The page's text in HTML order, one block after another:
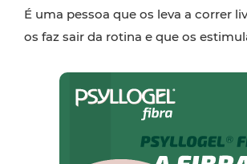
É uma pessoa que os leva a correr
os faz sair da rotina e que os